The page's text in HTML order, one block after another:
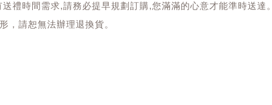
禮時間需求,請務必提早規劃訂購,您滿滿的心意才能準時送達。
，請恕無法辦理退換貨。